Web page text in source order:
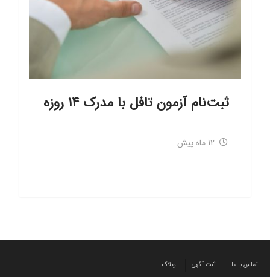
ثبت‌نام آزمون تافل با مدرک ۱۴ روزه
12 ماه پیش
تماس با ما ثبت آگهی وبلاگ